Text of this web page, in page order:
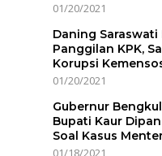
01/20/2021
Daning Saraswati
Panggilan KPK,
Korupsi
01/20/2021
Gubernur
Bupati Kaur
Soal Kasus
01/18/2021